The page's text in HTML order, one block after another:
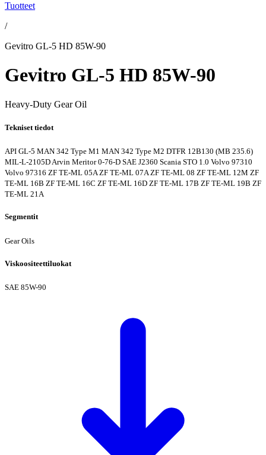
Tuotteet
/
Gevitro GL-5 HD 85W-90
Gevitro GL-5 HD 85W-90
Heavy-Duty Gear Oil
Tekniset tiedot
API GL-5 MAN 342 Type M1 MAN 342 Type M2 DTFR 12B130 (MB 235.6)
MIL-L-2105DArvin Meritor 0-76-D SAE J2360 Scania STO 1.0 Volvo 97310
Volvo 97316 ZF TE-ML 05AZF TE-ML 07AZF TE-ML 08 ZF TE-ML 12M ZF
TE-ML 16B ZF TE-ML 16C ZF TE-ML 16D ZF TE-ML 17B ZF TE-ML 19B ZF
TE-ML 21A
Segmentit
Gear Oils
Viskoositeettiluokat
SAE 85W-90